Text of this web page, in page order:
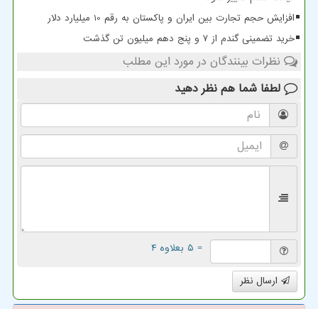
افزایش حجم تجارت بین ایران و پاکستان به رقم 10 میلیارد دلار
خرید تضمینی گندم از ۷ و پنج دهم میلیون تن گذشت
نظرات بینندگان در مورد این مطلب
لطفا شما هم نظر دهید
= ۵ بعلاوه ۴
ارسال نظر